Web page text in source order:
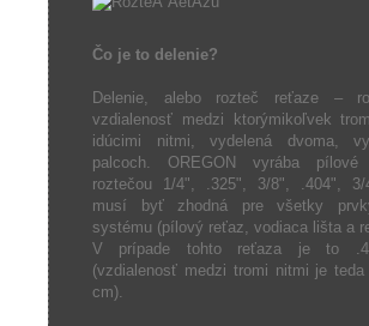
Čo je to delenie?
Delenie, alebo rozteč reťaze –
vzdialenosť medzi ktorýmikoľvek
idúcimi nitmi, vydelená dvoma,
palcoch. OREGON vyrába
roztečou 1/4", .325", 3/8", .404", 3/
musí byť zhodná pre všetky
systému (pílový reťaz, vodiaca lišta a
V prípade tohto reťaza je to
(vzdialenosť medzi tromi nitmi je
cm).